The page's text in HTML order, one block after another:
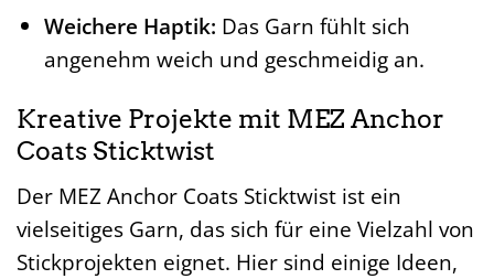
Weichere Haptik: Das Garn fühlt sich
angenehm weich und geschmeidig an.
Kreative Projekte mit MEZ Anchor
Coats Sticktwist
Der MEZ Anchor Coats Sticktwist ist ein
vielseitiges Garn, das sich für eine Vielzahl von
Stickprojekten eignet. Hier sind einige Ideen,